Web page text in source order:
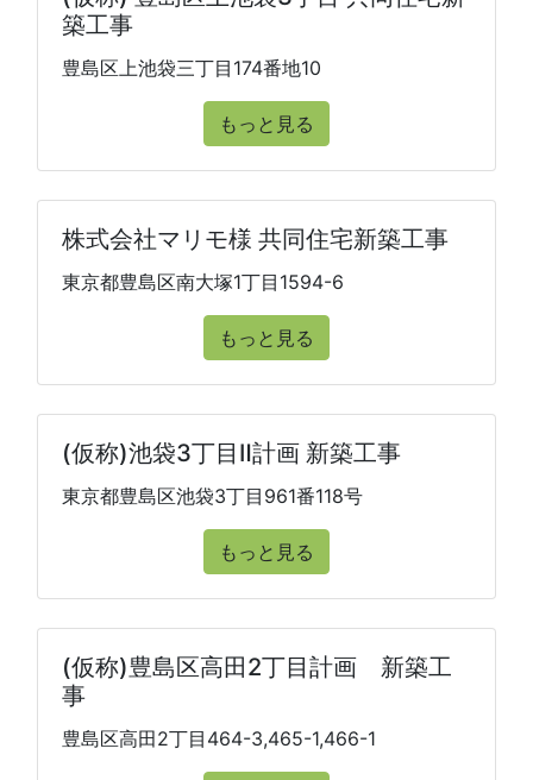
築工事
豊島区上池袋三丁目174番地10
もっと見る
株式会社マリモ様 共同住宅新築工事
東京都豊島区南大塚1丁目1594-6
もっと見る
(仮称)池袋3丁目Ⅱ計画 新築工事
東京都豊島区池袋3丁目961番118号
もっと見る
(仮称)豊島区高田2丁目計画 新築工
事
豊島区高田2丁目464-3,465-1,466-1